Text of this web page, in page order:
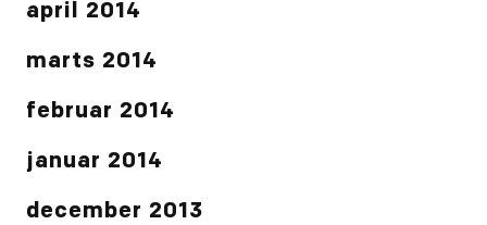
april 2014
marts 2014
februar 2014
januar 2014
december 2013